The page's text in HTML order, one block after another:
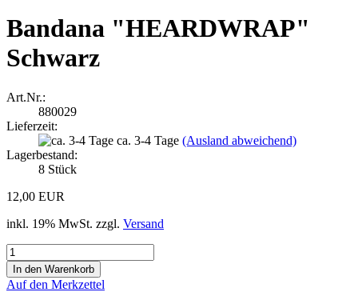
Bandana "HEARDWRAP"
Schwarz
Art.Nr.:
880029
Lieferzeit:
ca. 3-4 Tage (Ausland abweichend)
Lagerbestand:
8 Stück
12,00 EUR
inkl. 19% MwSt. zzgl. Versand
Auf den Merkzettel